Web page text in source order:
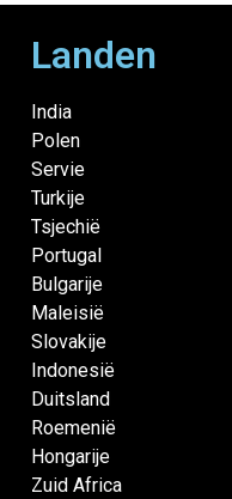
Landen
India
Polen
Servie
Turkije
Tsjechië
Portugal
Bulgarije
Maleisië
Slovakije
Indonesië
Duitsland
Roemenië
Hongarije
Zuid Africa